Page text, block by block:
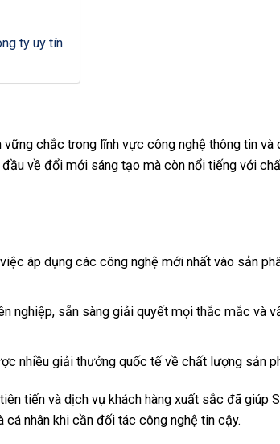
ty uy tín
chắc trong lĩnh vực công nghệ thông tin và
về đổi mới sáng tạo mà còn nổi tiếng với
áp dụng các công nghệ mới nhất vào sản
nghiệp, sẵn sàng giải quyết mọi thắc mắc và
nhiều giải thưởng quốc tế về chất lượng sản
tiến và dịch vụ khách hàng xuất sắc đã giúp
nhân khi cần đối tác công nghệ tin cậy.